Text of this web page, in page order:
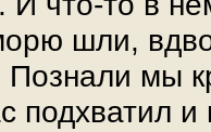
шли,
Познали мы
подхватил